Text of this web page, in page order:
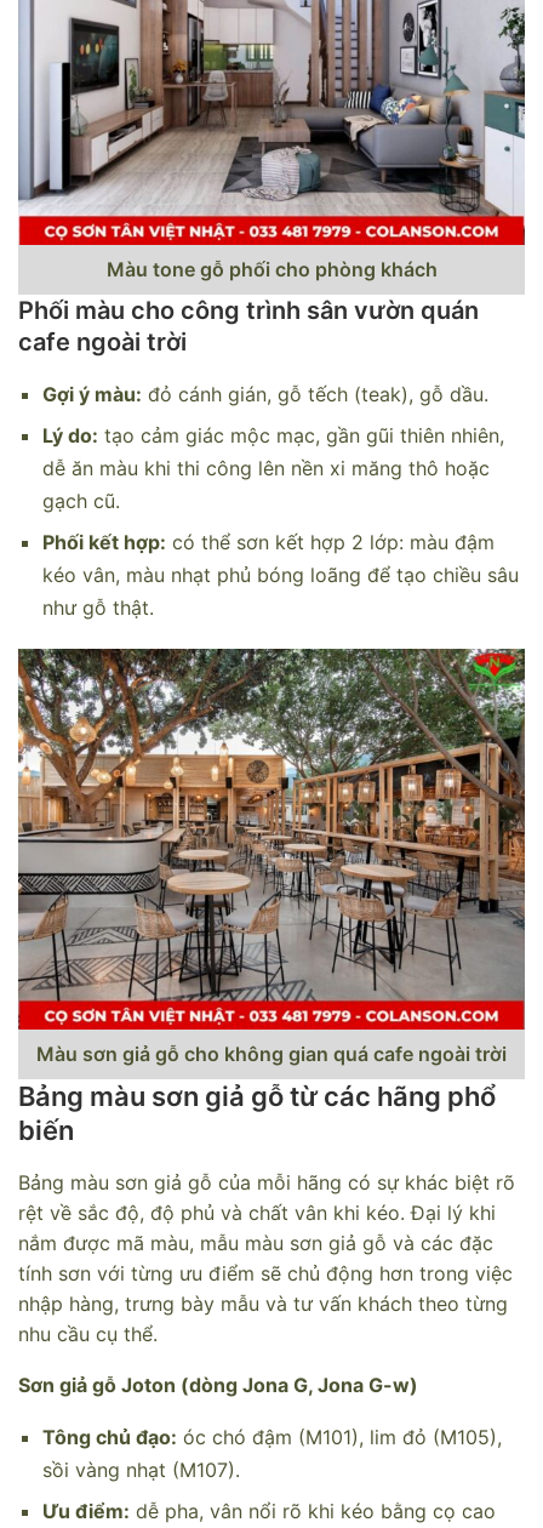
Màu tone gỗ phối cho phòng khách
Phối màu cho công trình sân vườn quán
cafe ngoài trời
Gợi ý màu: đỏ cánh gián, gỗ tếch (teak), gỗ dầu.
Lý do: tạo cảm giác mộc mạc, gần gũi thiên nhiên,
dễ ăn màu khi thi công lên nền xi măng thô hoặc
gạch cũ.
Phối kết hợp: có thể sơn kết hợp 2 lớp: màu đậm
kéo vân, màu nhạt phủ bóng loãng để tạo chiều sâu
như gỗ thật.
Màu sơn giả gỗ cho không gian quá cafe ngoài trời
Bảng màu sơn giả gỗ từ các hãng phổ
biến
Bảng màu sơn giả gỗ của mỗi hãng có sự khác biệt rõ
rệt về sắc độ, độ phủ và chất vân khi kéo. Đại lý khi
nắm được mã màu, mẫu màu sơn giả gỗ và các đặc
tính sơn với từng ưu điểm sẽ chủ động hơn trong việc
nhập hàng, trưng bày mẫu và tư vấn khách theo từng
nhu cầu cụ thể.
Sơn giả gỗ Joton (dòng Jona G, Jona G-w)
Tông chủ đạo: óc chó đậm (M101), lim đỏ (M105),
sồi vàng nhạt (M107).
Ưu điểm: dễ pha, vân nổi rõ khi kéo bằng cọ cao